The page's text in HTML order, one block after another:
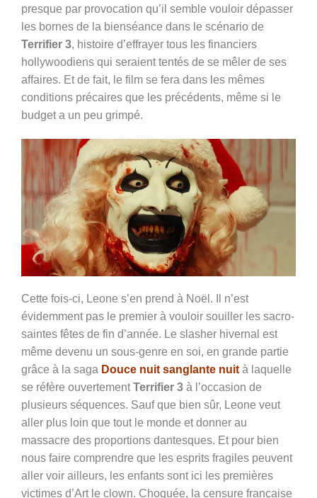
presque par provocation qu’il semble vouloir dépasser
les bornes de la bienséance dans le scénario de
Terrifier 3, histoire d’effrayer tous les financiers
hollywoodiens qui seraient tentés de se mêler de ses
affaires. Et de fait, le film se fera dans les mêmes
conditions précaires que les précédents, même si le
budget a un peu grimpé.
Cette fois-ci, Leone s’en prend à Noël. Il n’est
évidemment pas le premier à vouloir souiller les sacro-
saintes fêtes de fin d’année. Le slasher hivernal est
même devenu un sous-genre en soi, en grande partie
grâce à la saga Douce nuit sanglante nuit à laquelle
se réfère ouvertementTerrifier 3 à l’occasion de
plusieurs séquences. Sauf que bien sûr, Leone veut
aller plus loin que tout le monde et donner au
massacre des proportions dantesques. Et pour bien
nous faire comprendre que les esprits fragiles peuvent
aller voir ailleurs, les enfants sont ici les premières
victimes d’Art le clown. Choquée, la censure française